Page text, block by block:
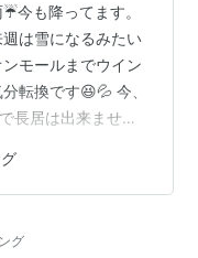
今も降ってます。
は雪になるみたい
モールまでウイン
転換です😆💦 今、
長居は出来ません
て珍しい物は無か
いでお腹が空いた
カリウムの数値が
グ